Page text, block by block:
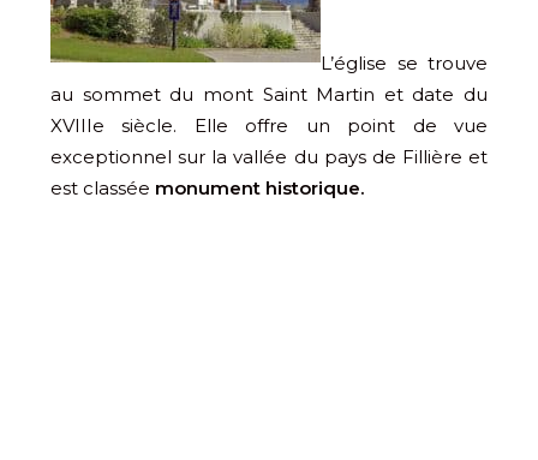
L’église se trouve
au sommet du mont Saint Martin et date du
XVIIIe siècle. Elle offre un point de vue
exceptionnel sur la vallée du pays de Fillière et
est classée monument historique.